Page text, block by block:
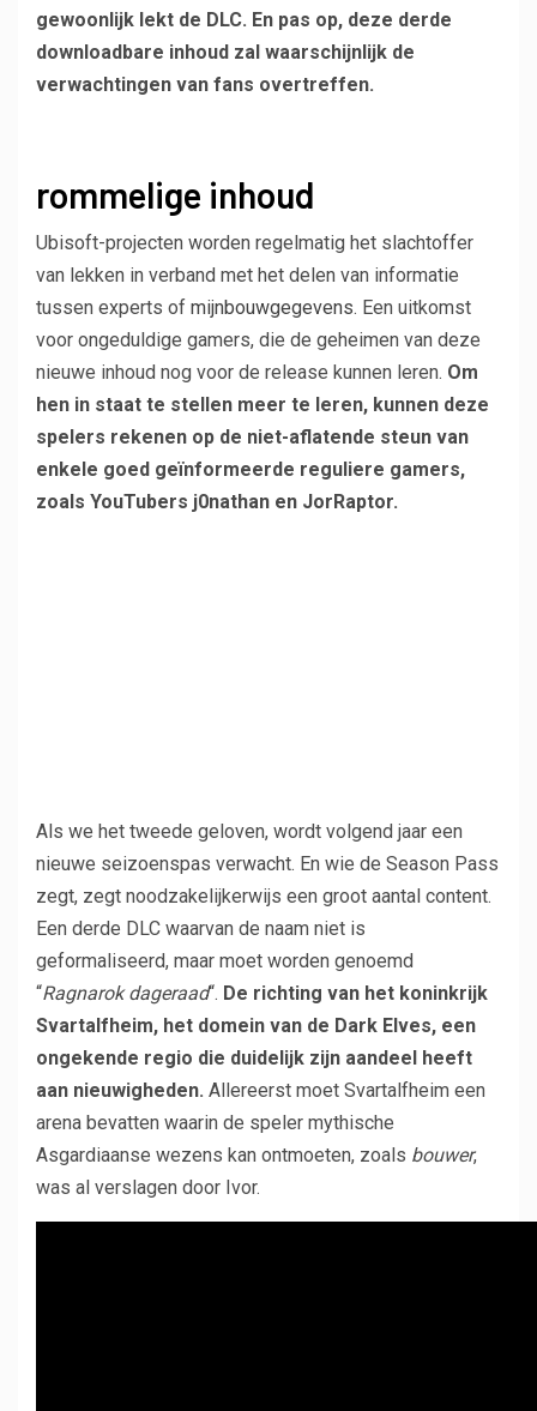
gewoonlijk lekt de DLC. En pas op, deze derde
downloadbare inhoud zal waarschijnlijk de
verwachtingen van fans overtreffen.
rommelige inhoud
Ubisoft-projecten worden regelmatig het slachtoffer
van lekken in verband met het delen van informatie
tussen experts of mijnbouwgegevens. Een uitkomst
voor ongeduldige gamers, die de geheimen van deze
nieuwe inhoud nog voor de release kunnen leren. Om
hen in staat te stellen meer te leren, kunnen deze
spelers rekenen op de niet-aflatende steun van
enkele goed geïnformeerde reguliere gamers,
zoals YouTubers j0nathan en JorRaptor.
Als we het tweede geloven, wordt volgend jaar een
nieuwe seizoenspas verwacht. En wie de Season Pass
zegt, zegt noodzakelijkerwijs een groot aantal content.
Een derde DLC waarvan de naam niet is
geformaliseerd, maar moet worden genoemd
“Ragnarok dageraad“. De richting van het koninkrijk
Svartalfheim, het domein van de Dark Elves, een
ongekende regio die duidelijk zijn aandeel heeft
aan nieuwigheden. Allereerst moet Svartalfheim een ​​
arena bevatten waarin de speler mythische
Asgardiaanse wezens kan ontmoeten, zoals bouwer,
was al verslagen door Ivor.